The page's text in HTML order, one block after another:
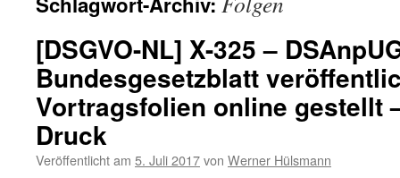
[DSGVO-NL] X-325 –
Bundesgesetzblatt
Vortragsfolien online gestellt
Druck
Veröffentlicht am 5. Juli 2017von Werner Hülsmann